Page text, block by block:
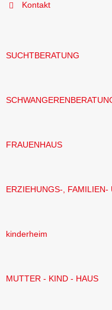
Kontakt
SUCHTBERATUNG
FRAUENHAUS
ERZIEHUNGS-, FAMILIEN-
kinderheim
MUTTER - KIND - HAUS